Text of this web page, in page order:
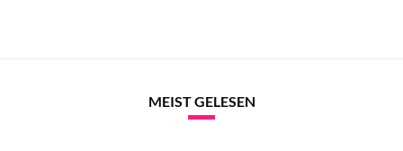
MEIST GELESEN